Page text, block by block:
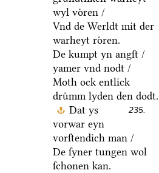
wyl voͤren /
Vnd de Werldt mit der
warheyt roͤren.
De kumpt yn angſt /
yamer vnd nodt /
Moth ock entlick
druͤmm lyden den dodt.
235.
Dat ys
vorwar eyn
vorſtendich man /
De ſyner tungen wol
ſchonen kan.